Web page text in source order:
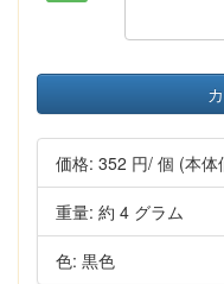
価格: 352 円/ 個 (本体
重量: 約 4 グラム
色: 黒色